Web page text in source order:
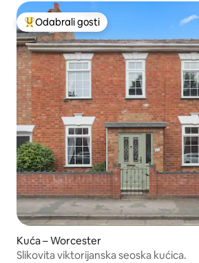
Među najviše rangiranima s oznakom
Odabrali gosti
Kuća – Worcester
Slikovita viktorijanska seoska kućica.